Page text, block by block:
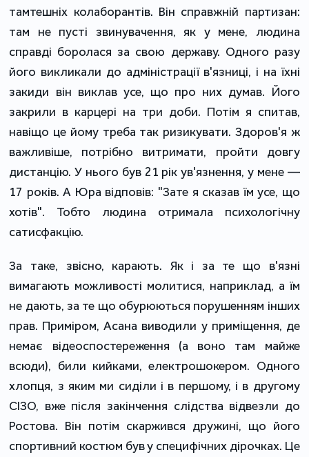
тамтешніх колаборантів. Він справжній партизан:
там не пусті звинувачення, як у мене, людина
справді боролася за свою державу. Одного разу
його викликали до адміністрації в'язниці, і на їхні
закиди він виклав усе, що про них думав. Його
закрили в карцері на три доби. Потім я спитав,
навіщо це йому треба так ризикувати. Здоров'я ж
важливіше, потрібно витримати, пройти довгу
дистанцію. У нього був 21 рік ув'язнення, у мене —
17 років. А Юра відповів: "Зате я сказав їм усе, що
хотів". Тобто людина отримала психологічну
сатисфакцію.
За таке, звісно, карають. Як і за те що в'язні
вимагають можливості молитися, наприклад, а їм
не дають, за те що обурюються порушенням інших
прав. Приміром, Асана виводили у приміщення, де
немає відеоспостереження (а воно там майже
всюди), били кийками, електрошокером. Одного
хлопця, з яким ми сиділи і в першому, і в другому
СІЗО, вже після закінчення слідства відвезли до
Ростова. Він потім скаржився дружині, що його
спортивний костюм був у специфічних дірочках. Це